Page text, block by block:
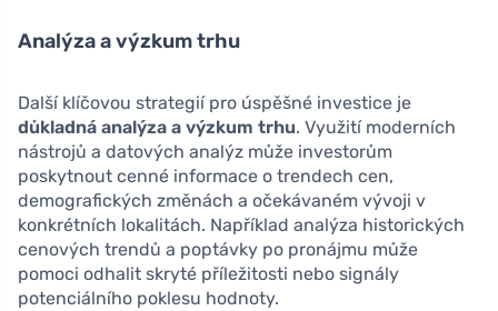
Analýza a výzkum trhu
Další klíčovou strategií pro úspěšné investice je
důkladná analýza a výzkum trhu. Využití moderních
nástrojů a datových analýz může investorům
poskytnout cenné informace o trendech cen,
demografických změnách a očekávaném vývoji v
konkrétních lokalitách. Například analýza historických
cenových trendů a poptávky po pronájmu může
pomoci odhalit skryté příležitosti nebo signály
potenciálního poklesu hodnoty.